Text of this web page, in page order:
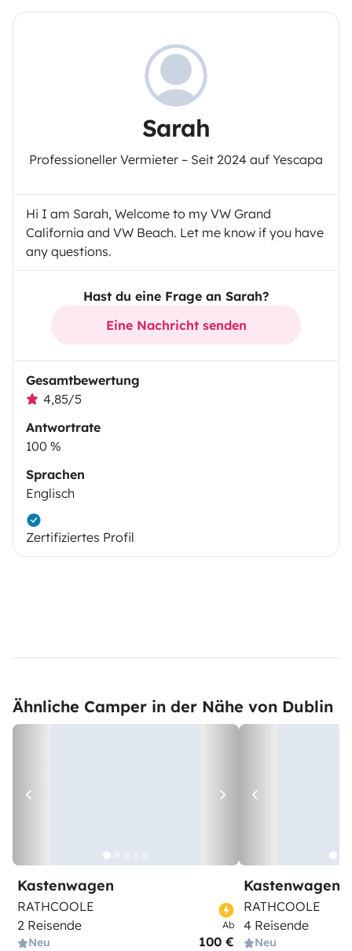
Sarah
Professioneller Vermieter – Seit 2024 auf Yescapa
Hi I am Sarah, Welcome to my VW Grand
California and VW Beach. Let me know if you have
any questions.
Hast du eine Frage an Sarah?
Eine Nachricht senden
Gesamtbewertung
4,85/5
Antwortrate
100 %
Sprachen
Englisch
Zertifiziertes Profil
Ähnliche Camper in der Nähe von Dublin
Kastenwagen
RATHCOOLE
2 Reisende
Neu
Ab
100 €
Kastenwagen
RATHCOOLE
4 Reisende
Neu